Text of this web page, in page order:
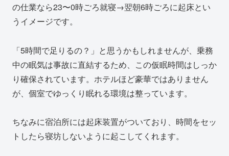
の仕業なら23〜0時ごろ就寝→翌朝6時ごろに起床とい
うイメージです。
「5時間で足りるの？」と思うかもしれませんが、乗務
中の眠気は事故に直結するため、この仮眠時間はしっか
り確保されています。ホテルほど豪華ではありません
が、個室でゆっくり眠れる環境は整っています。
ちなみに宿泊所には起床装置がついており、時間をセッ
トしたら寝坊しないように起こしてくれます。